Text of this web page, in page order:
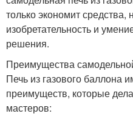
только экономит средства,
изобретательность и
решения.
Преимущества
Печь из газового баллона
преимуществ, которые
мастеров: